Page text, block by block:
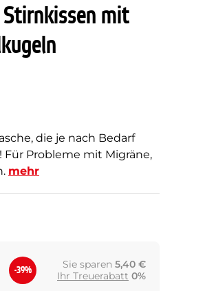
mit
die je nach Bedarf
Probleme mit Migräne,
mehr
-39% Sie sparen 5,40 €
Ihr Treuerabatt 0%